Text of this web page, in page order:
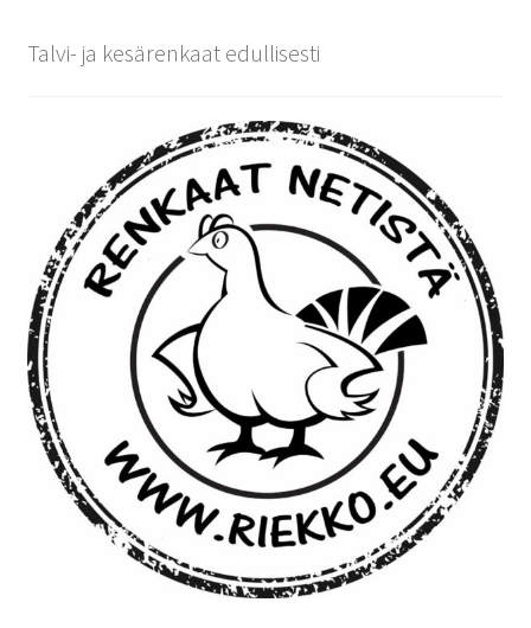
Talvi- ja kesärenkaat edullisesti